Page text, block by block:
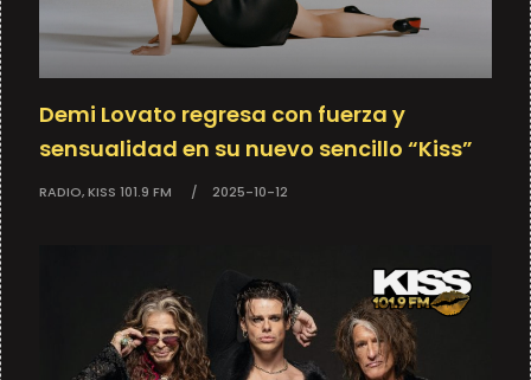
Demi Lovato regresa con fuerza y
sensualidad en su nuevo sencillo “Kiss”
RADIO, KISS 101.9 FM 2025-10-12